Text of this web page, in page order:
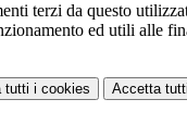
terzi da questo
ed utili alle
tutti i cookies Accetta tutti